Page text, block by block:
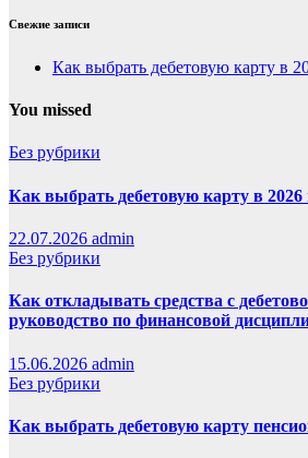
Свежие записи
Как выбрать дебетовую карту в
You missed
Без рубрики
Как выбрать дебетовую карту в 2026
22.07.2026 admin
Без рубрики
Как откладывать средства с
руководство по финансовой
15.06.2026 admin
Без рубрики
Как выбрать дебетовую карту